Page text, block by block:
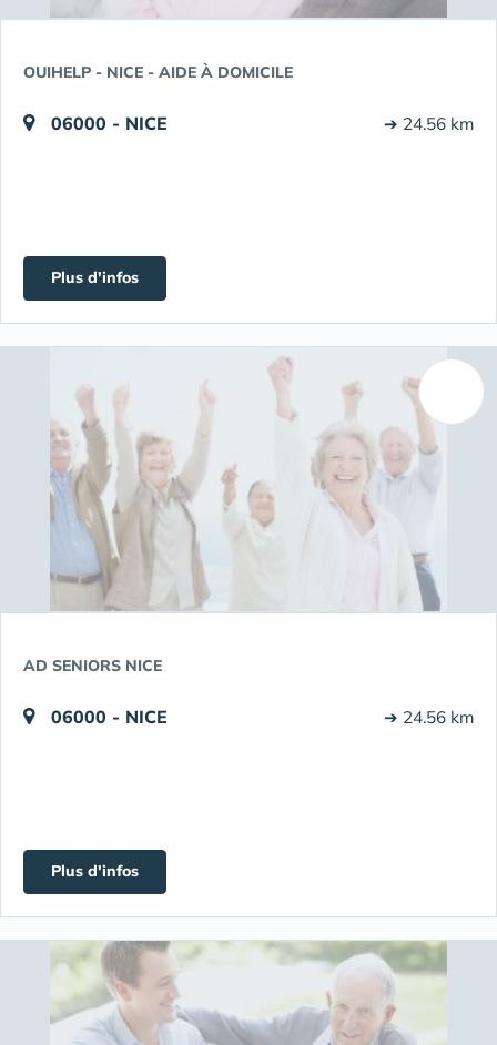
OUIHELP - NICE - AIDE À DOMICILE
06000 - NICE ➔ 24.56 km
Plus d'infos
AD SENIORS NICE
06000 - NICE ➔ 24.56 km
Plus d'infos